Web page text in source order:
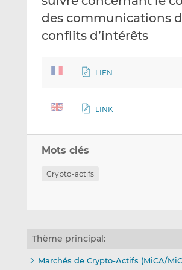
des communications
conflits d’intérêts
LIEN
LINK
Mots clés
Crypto-actifs
Thème principal:
Marchés de Crypto-Actifs (MiCA/